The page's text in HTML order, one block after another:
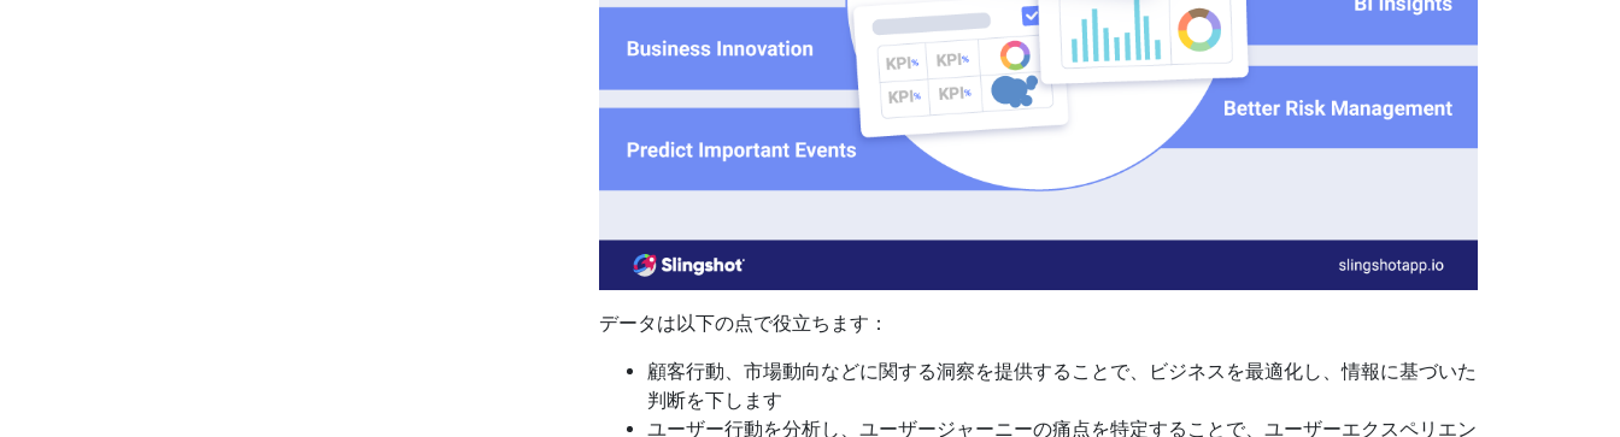
データは以下の点で役立ちます：
顧客行動、市場動向などに関する洞察を提供することで、ビジネスを最適化し、情報に基づいた
判断を下します
ユーザー行動を分析し、ユーザージャーニーの痛点を特定することで、ユーザーエクスペリエン